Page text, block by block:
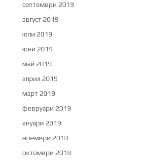
септември 2019
август 2019
юли 2019
юни 2019
май 2019
април 2019
март 2019
февруари 2019
януари 2019
ноември 2018
октомври 2018